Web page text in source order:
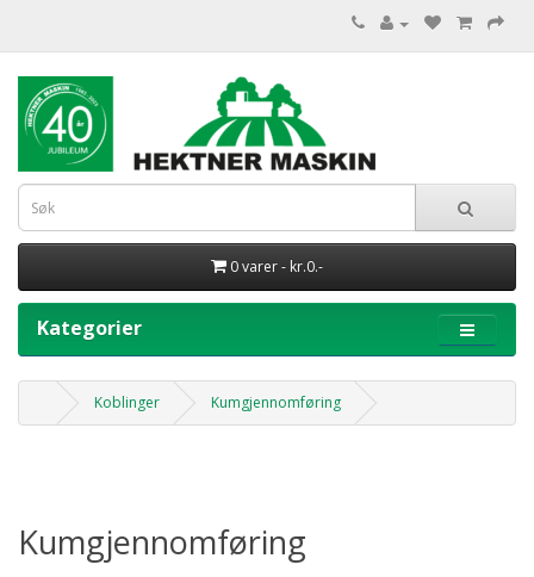
0 varer - kr.0.-
Kategorier
Koblinger Kumgjennomføring
Kumgjennomføring